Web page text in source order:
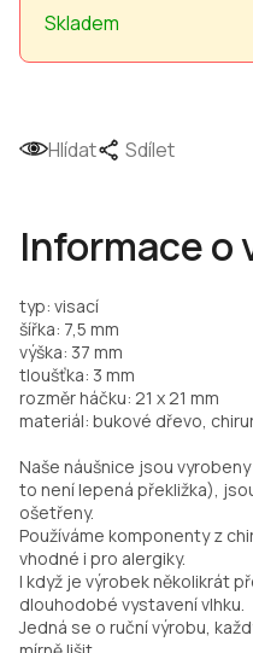
Hlídat Sdílet
Skladem
Informace o
typ: visací
šířka: 7,5 mm
výška: 37 mm
tloušťka: 3 mm
rozměr háčku: 21 x 21 mm
materiál: bukové dřevo,
Naše náušnice jsou
to není lepená překližka),
ošetřeny.
Používáme komponenty z
vhodné i pro alergiky.
I když je výrobek několikrát
dlouhodobé vystavení vlhku.
Jedná se o ruční výrobu,